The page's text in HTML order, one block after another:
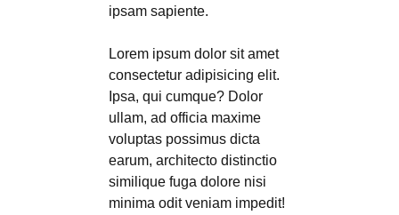
ipsam sapiente.
Lorem ipsum dolor sit amet
consectetur adipisicing elit.
Ipsa, qui cumque? Dolor
ullam, ad officia maxime
voluptas possimus dicta
earum, architecto distinctio
similique fuga dolore nisi
minima odit veniam impedit!